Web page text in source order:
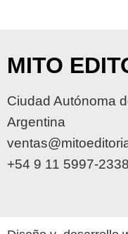
MITO
Ciudad Autónoma
Argentina
+54 9 11 5997-2338